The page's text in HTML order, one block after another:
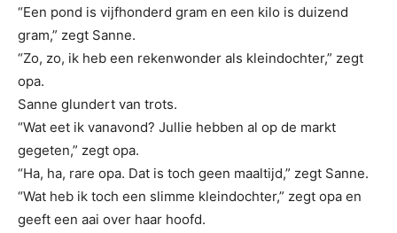
“Een pond is vijfhonderd gram en een kilo is duizend
gram,” zegt Sanne.
“Zo, zo, ik heb een rekenwonder als kleindochter,” zegt
opa.
Sanne glundert van trots.
“Wat eet ik vanavond? Jullie hebben al op de markt
gegeten,” zegt opa.
“Ha, ha, rare opa. Dat is toch geen maaltijd,” zegt Sanne.
“Wat heb ik toch een slimme kleindochter,” zegt opa en
geeft een aai over haar hoofd.